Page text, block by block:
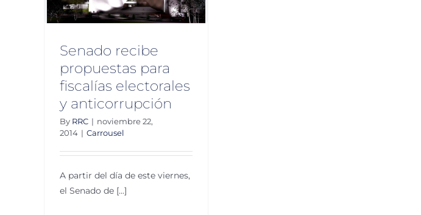
Senado recibe
propuestas para
fiscalías electorales
y anticorrupción
By RRC | noviembre 22,
2014 | Carrousel
A partir del día de este viernes,
el Senado de [...]